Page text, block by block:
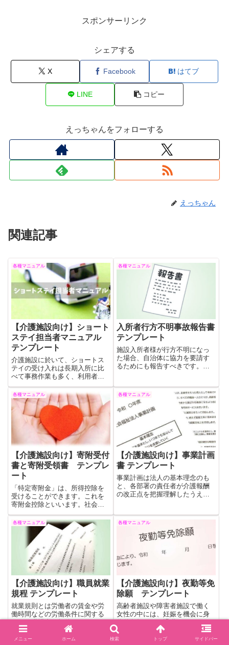
スポンサーリンク
シェアする
X Facebook はてブ
LINE コピー
えっちゃんをフォローする
えっちゃん
関連記事
各種マニュアル
【介護施設向け】ショート
ステイ担当者マニュアル
テンプレート
介護施設に於いて、ショートス
テイの受け入れは長期入所に比
べて事務作業も多く、利用者の
心身の状況の把握は勿論、職員
間での情報の共有も簡単ではあ
りません。介護施設向けショー
トステイ担当マニュアルを作成
しましたのでご参考くださいま
各種マニュアル
入所者行方不明事故報告書
テンプレート
施設入所者様が行方不明になっ
た場合、自治体に協力を要請す
るためにも報告すべきです。こ
告するための書面の無料テンプ
レートです。
各種マニュアル
【介護施設向け】寄附受付
書と寄附受領書 テンプレ
ート
「特定寄附金」は、所得控除を
受けることができます。これを
寄附金控除といいます。社会福
祉法人などで寄附金を受け取っ
た場合、寄附申込書の記載をお
願いし、必ず寄附受領書を発行
します。寄附受付書と寄附受領
書のテンプレートとなります。
ご活用下されば幸いです。
各種マニュアル
【介護施設向け】事業計画
書 テンプレート
事業計画は法人の基本理念のも
と、各部署の責任者が介護報酬
の改正点を把握理解したうえで
署が目標管理できる事業計画で
あるべきです。各部署の目標を
職員が理解し同じ目標に向かっ
て仕事をすることが必要です。
各種マニュアル
【介護施設向け】職員就業
規程 テンプレート
就業規則とは労働者の賃金や労
働時間などの労働条件に関する
て定めた職場における規則集で
す。入職時には就業規則を説明
各種マニュアル
【介護施設向け】夜勤等免
除願 テンプレート
高齢者施設や障害者施設で働く
女性の中には、妊娠を機会に身
方も少なくありませんが、この
ような施設においては、入浴介
メニュー ホーム 検索 トップ サイドバー